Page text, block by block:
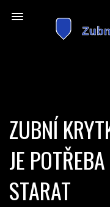
ZUBNÍ
JE
STARAT